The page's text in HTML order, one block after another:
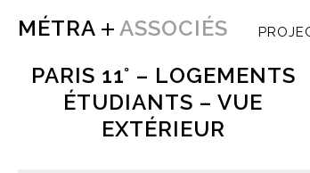
MÉTRA ASSOCIÉS
PARIS 11° – LOGEMENTS
ÉTUDIANTS – VUE
EXTÉRIEUR